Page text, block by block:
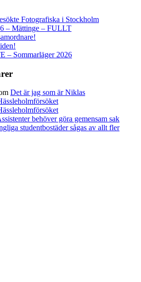
Fotografiska i Stockholm
– Mättinge – FULLT
– Sommarläger 2026
Det är jag som är Niklas
behöver göra gemensam sak
studentbostäder sågas av allt fler